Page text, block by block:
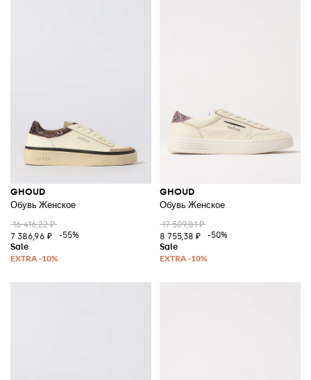
GHOUD
Обувь Женское
16 416,22 ₽
7 386,96 ₽
-55%
GHOUD
Обувь Женское
17 509,81 ₽
8 755,38 ₽
-50%